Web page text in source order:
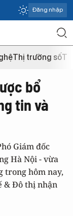
Đăng nhập
Thị trường số
bổ
tin và
Giám đốc
Hà Nội - vừa
trong hôm nay,
& Đô thị nhận